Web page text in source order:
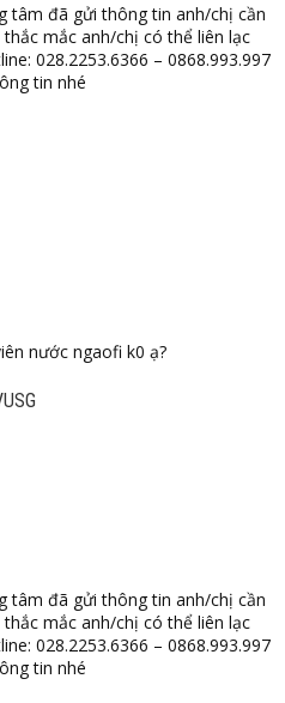
tâm đã gửi thông tin anh/chị cần
mắc anh/chị có thể liên lạc
028.2253.6366 – 0868.993.997
tin nhé
nước ngaofi k0 ạ?
tâm đã gửi thông tin anh/chị cần
mắc anh/chị có thể liên lạc
028.2253.6366 – 0868.993.997
tin nhé